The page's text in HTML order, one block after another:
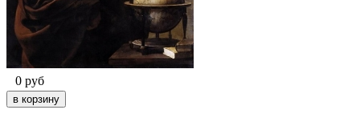
0 руб